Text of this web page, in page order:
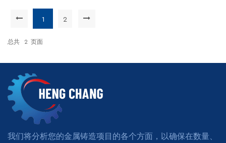
Transportation: Ocean,
Packing: wooden crate
1 2
总共 2 页面
我们将分析您的金属铸造项目的各个方面，以确保在数量、